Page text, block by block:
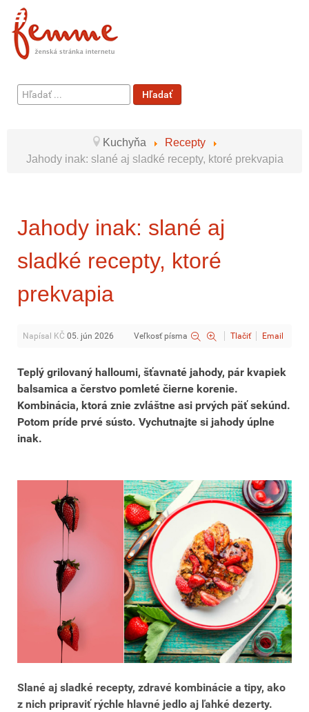
Hľadať
...
Hľadať
Kuchyňa
Recepty
Jahody inak: slané aj sladké recepty, ktoré prekvapia
Jahody inak: slané aj
sladké recepty, ktoré
prekvapia
Napísal KČ 05. jún 2026 Veľkosť písma Tlačiť Email
Teplý grilovaný halloumi, šťavnaté jahody, pár kvapiek
balsamica a čerstvo pomleté čierne korenie.
Kombinácia, ktorá znie zvláštne asi prvých päť sekúnd.
Potom príde prvé sústo. Vychutnajte si jahody úplne
inak.
Slané aj sladké recepty, zdravé kombinácie a tipy, ako
z nich pripraviť rýchle hlavné jedlo aj ľahké dezerty.